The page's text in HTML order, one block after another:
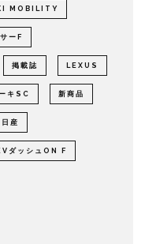
MOBILITY
ーF
掲載誌 LEXUS
キSC 新商品
日産
ダッシュON F